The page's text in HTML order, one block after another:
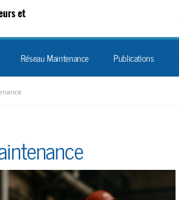
et
Réseau Maintenance Publications